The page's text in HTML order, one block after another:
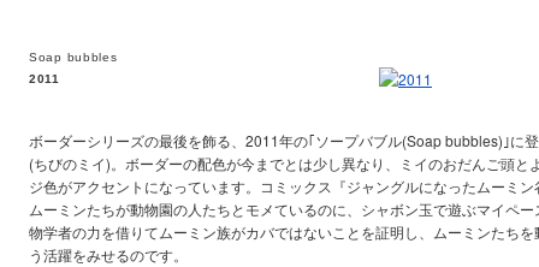
Soap bubbles
2011
ボーダーシリーズの最後を飾る、2011年の｢ソープバブル(Soap bubbles)｣に
(ちびのミイ)。ボーダーの配色が今までとは少し異なり、ミイのおだんご頭と
ジ色がアクセントになっています。コミックス『ジャングルになったムーミ
ムーミンたちが動物園の人たちとモメているのに、シャボン玉で遊ぶマイペ
物学者の力を借りてムーミン族がカバではないことを証明し、ムーミンたち
う活躍をみせるのです。